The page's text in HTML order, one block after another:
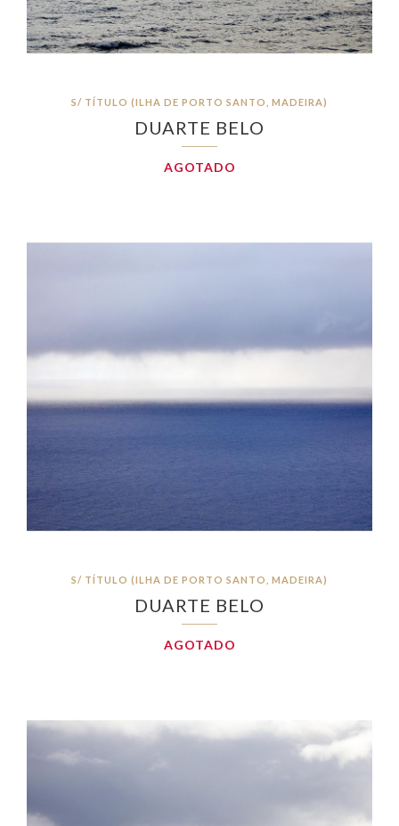
S/ TÍTULO (ILHA DE PORTO SANTO, MADEIRA)
DUARTE BELO
AGOTADO
S/ TÍTULO (ILHA DE PORTO SANTO, MADEIRA)
DUARTE BELO
AGOTADO